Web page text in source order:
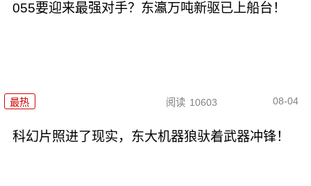
055要迎来最强对手？东瀛万吨新驱已上船台！
最热 阅读 10603 08-04
科幻片照进了现实，东大机器狼驮着武器冲锋！